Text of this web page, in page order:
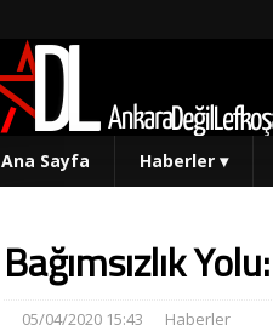
Ana Sayfa Haberler ▾
Bağımsızlık
05/04/2020 15:43 Haberler